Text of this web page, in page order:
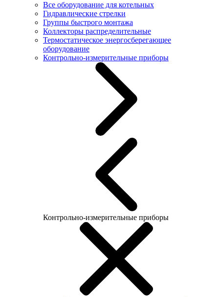
Все оборудование для котельных
Гидравлические стрелки
Группы быстрого монтажа
Коллекторы распределительные
Термостатическое энергосберегающее
оборудование
Контрольно-измерительные приборы
Контрольно-измерительные приборы